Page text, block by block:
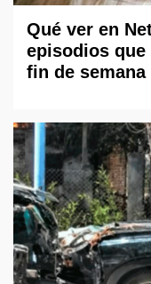
Qué ver en
episodios que
fin de semana